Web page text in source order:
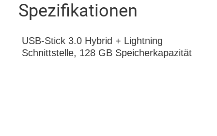
Spezifikationen
USB-Stick 3.0 Hybrid + Lightning
Schnittstelle, 128 GB Speicherkapazität